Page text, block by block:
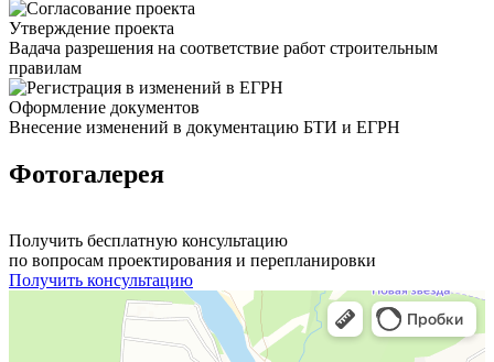
Утверждение проекта
Вадача разрешения на соответствие работ строительным
правилам
Оформление документов
Внесение изменений в документацию БТИ и ЕГРН
Фотогалерея
Получить бесплатную консультацию
по вопросам проектирования и перепланировки
Получить консультацию